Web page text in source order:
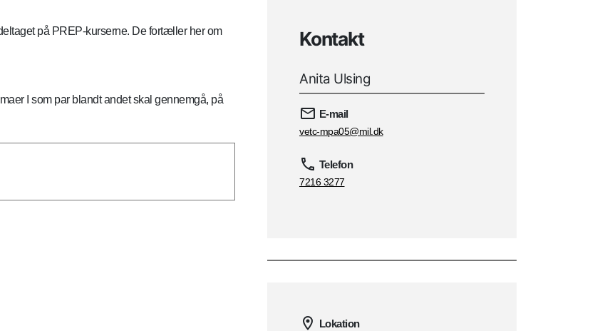
på PREP-kurserne. De fortæller her om
I som par blandt andet skal gennemgå, på
Kontakt
Anita Ulsing
E-mail
vetc-mpa05@mil.dk
Telefon
7216 3277
Lokation